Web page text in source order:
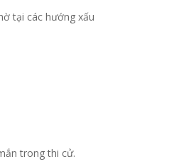
tại các hướng xấu
trong thi cử.